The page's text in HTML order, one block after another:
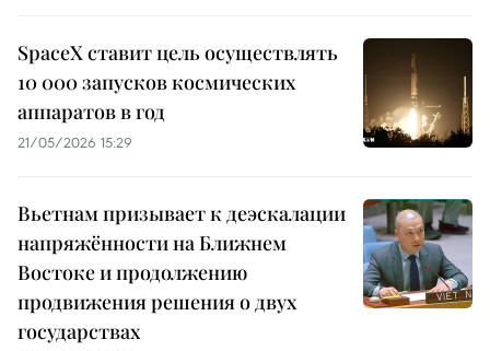
SpaceX ставит цель осуществлять
10 000 запусков космических
аппаратов в год
21/05/2026 15:29
Вьетнам призывает к деэскалации
напряжённости на Ближнем
Востоке и продолжению
продвижения решения о двух
государствах